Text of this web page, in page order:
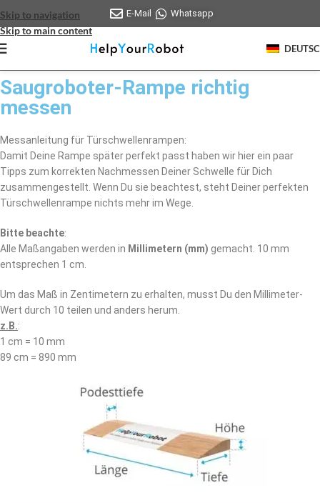
Skip to navigation
Skip to main content
E-Mail Whatsapp
Saugroboter-Rampe richtig
messen
Messanleitung für Türschwellenrampen:
Damit Deine Rampe später perfekt passt haben wir hier ein paar
Tipps zum korrekten Nachmessen Deiner Schwelle für Dich
zusammengestellt. Wenn Du sie beachtest, steht Deiner perfekten
Türschwellenrampe nichts mehr im Wege.
Bitte beachte:
Alle Maßangaben werden in Millimetern (mm) gemacht. 10 mm
entsprechen 1 cm.
Um das Maß in Zentimetern zu erhalten, musst Du den Millimeter-
Wert durch 10 teilen und anders herum.
z.B.:
1 cm = 1 0 mm
89 cm = 890 mm